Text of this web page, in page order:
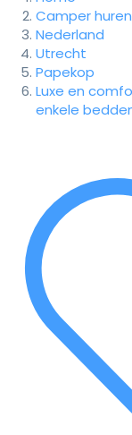
Camper huren
Nederland
Utrecht
Papekop
Luxe en
enkele